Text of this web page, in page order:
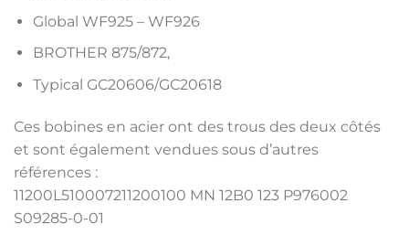
Global WF925 – WF926
BROTHER 875/872,
Typical GC20606/GC20618
Ces bobines en acier ont des trous des deux côtés
et sont également vendues sous d’autres
références :
11200L510007211200100 MN 12B0 123 P976002
S09285-0-01